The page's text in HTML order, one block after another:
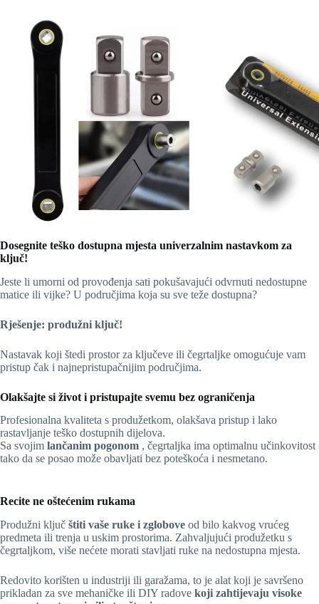
Dosegnite teško dostupna mjesta univerzalnim nastavkom za
ključ!
Jeste li umorni od provođenja sati pokušavajući odvrnuti nedostupne
matice ili vijke? U područjima koja su sve teže dostupna?
Rješenje: produžni ključ!
Nastavak koji štedi prostor za ključeve ili čegrtaljke omogućuje vam
pristup čak i najnepristupačnijim područjima.
Olakšajte si život i pristupajte svemu bez ograničenja
Profesionalna kvaliteta s produžetkom, olakšava pristup i lako
rastavljanje teško dostupnih dijelova.
Sa svojim lančanim pogonom , čegrtaljka ima optimalnu učinkovitost
tako da se posao može obavljati bez poteškoća i nesmetano.
Recite ne oštećenim rukama
Produžni ključ štiti vaše ruke i zglobove od bilo kakvog vrućeg
predmeta ili trenja u uskim prostorima. Zahvaljujući produžetku s
čegrtaljkom, više nećete morati stavljati ruke na nedostupna mjesta.
Redovito korišten u industriji ili garažama, to je alat koji je savršeno
prikladan za sve mehaničke ili DIY radove koji zahtijevaju visoke